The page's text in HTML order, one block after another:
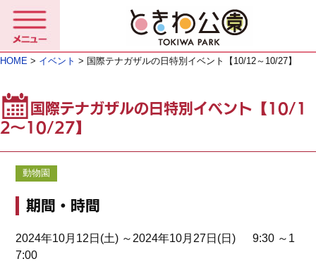
HOME > イベント > 国際テナガザルの日特別イベント【10/12～10/27】
国際テナガザルの日特別イベント【10/1
2～10/27】
動物園
期間・時間
2024年10月12日(土) ～2024年10月27日(日) 9:30 ～1
7:00